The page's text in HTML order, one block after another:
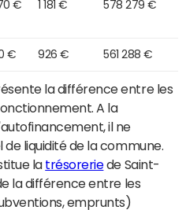
€ 1 181 € 578 279 €
€ 926 € 561 288 €
la différence entre les
A la
il ne
liquidité de la commune.
la trésoreriede Saint-
la différence entre les
emprunts)